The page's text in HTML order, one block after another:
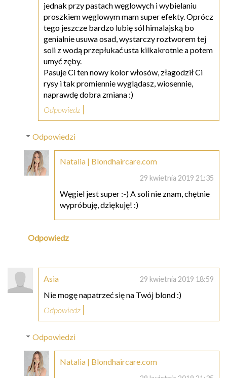
jednak przy pastach węglowych i wybielaniu
proszkiem węglowym mam super efekty. Oprócz
tego jeszcze bardzo lubię sól himalajską bo
genialnie usuwa osad, wystarczy roztworem tej
soli z wodą przepłukać usta kilkakrotnie a potem
umyć zęby.
Pasuje Ci ten nowy kolor włosów, złagodził Ci
rysy i tak promiennie wyglądasz, wiosennie,
naprawdę dobra zmiana :)
Odpowiedz
Odpowiedzi
Natalia | Blondhaircare.com
29 kwietnia 2019 21:35
Węgiel jest super :-) A soli nie znam, chętnie
wypróbuję, dziękuję! :)
Odpowiedz
Asia 29 kwietnia 2019 18:59
Nie mogę napatrzeć się na Twój blond :)
Odpowiedz
Odpowiedzi
Natalia | Blondhaircare.com